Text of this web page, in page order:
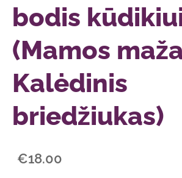
bodis
(Mamos
Kalėdinis
briedžiukas)
€18.00